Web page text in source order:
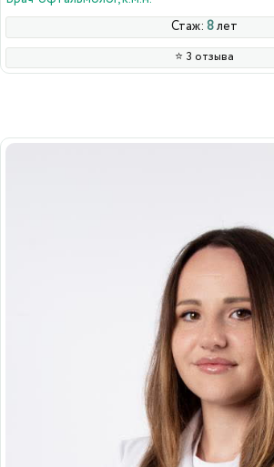
Стаж: 8лет
⭐️ 3 отзыва